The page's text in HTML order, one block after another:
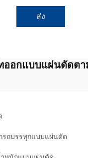
ส่ง
ออกแบบแผ่นดัดตา
รถบรรทุกแบบแผ่นดัด